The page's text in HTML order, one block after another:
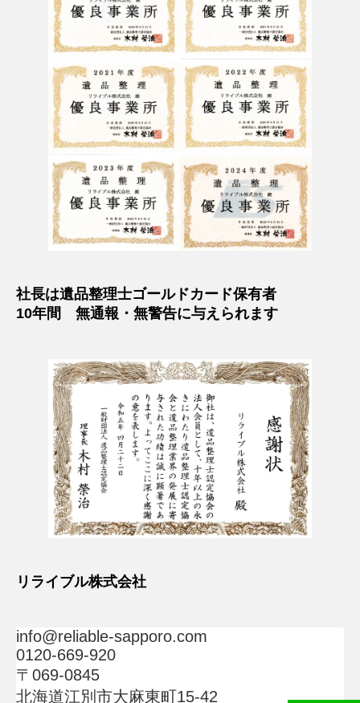
社長は遺品整理士ゴールドカード保有者
10年間 無通報・無警告に与えられます
リライブル株式会社
info@reliable-sapporo.com
0120-669-920
〒069-0845
北海道江別市大麻東町15-42